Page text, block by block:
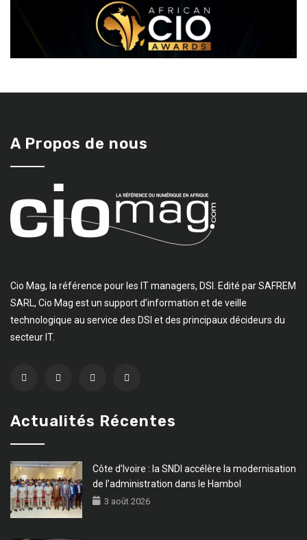
A Propos de nous
Cio Mag, la référence pour les IT managers, DSI. Edité par SAFREM
SARL, Cio Mag est un support d’information et de veille
technologique au service des DSI et des principaux décideurs du
secteur IT.
Actualités Récentes
Côte d’Ivoire : la SNDI accélère la modernisation
de l’administration dans le Hambol
3 août 2026